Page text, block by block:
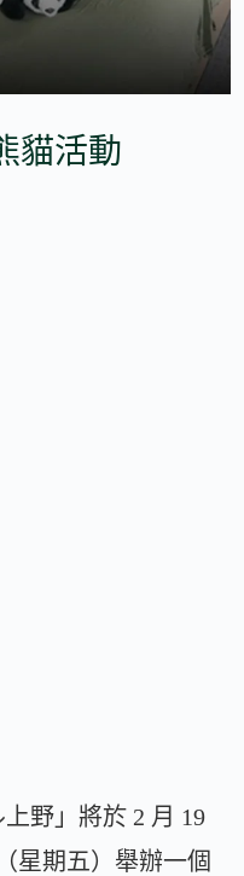
貓活動
野」將於 2 月 19
星期五）舉辦一個